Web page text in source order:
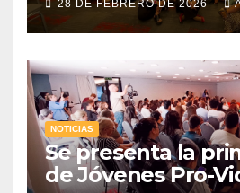
28 DE FEBRERO DE 2026
NOTICIAS
Se presenta la
de Jóvenes Pro-